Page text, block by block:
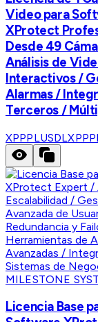
Video para
XProtect
Desde 49
Análisis de
Interactivos /
Alarmas /
Terceros /
XPPPLUSDL
MILESTONE
Licencia Base